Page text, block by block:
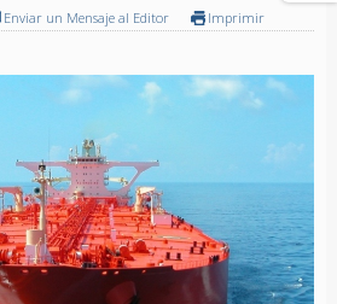
Enviar un Mensaje al Editor Imprimir